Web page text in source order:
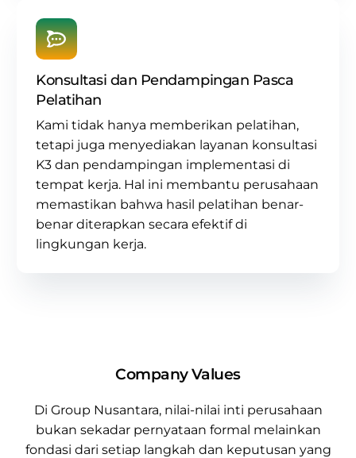
Konsultasi dan Pendampingan Pasca
Pelatihan
Kami tidak hanya memberikan pelatihan,
tetapi juga menyediakan layanan konsultasi
K3 dan pendampingan implementasi di
tempat kerja. Hal ini membantu perusahaan
memastikan bahwa hasil pelatihan benar-
benar diterapkan secara efektif di
lingkungan kerja.
Company Values
Di Group Nusantara, nilai-nilai inti perusahaan
bukan sekadar pernyataan formal melainkan
fondasi dari setiap langkah dan keputusan yang